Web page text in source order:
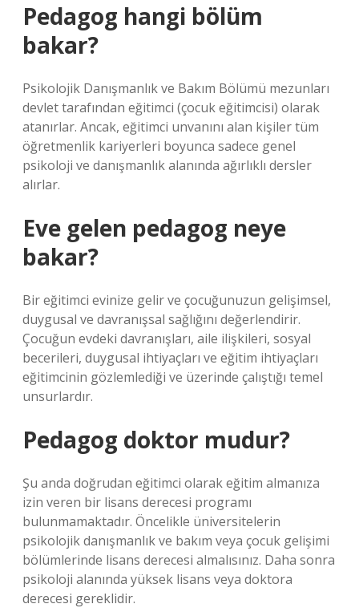
Pedagog hangi bölüm
bakar?
Psikolojik Danışmanlık ve Bakım Bölümü mezunları
devlet tarafından eğitimci (çocuk eğitimcisi) olarak
atanırlar. Ancak, eğitimci unvanını alan kişiler tüm
öğretmenlik kariyerleri boyunca sadece genel
psikoloji ve danışmanlık alanında ağırlıklı dersler
alırlar.
Eve gelen pedagog neye
bakar?
Bir eğitimci evinize gelir ve çocuğunuzun gelişimsel,
duygusal ve davranışsal sağlığını değerlendirir.
Çocuğun evdeki davranışları, aile ilişkileri, sosyal
becerileri, duygusal ihtiyaçları ve eğitim ihtiyaçları
eğitimcinin gözlemlediği ve üzerinde çalıştığı temel
unsurlardır.
Pedagog doktor mudur?
Şu anda doğrudan eğitimci olarak eğitim almanıza
izin veren bir lisans derecesi programı
bulunmamaktadır. Öncelikle üniversitelerin
psikolojik danışmanlık ve bakım veya çocuk gelişimi
bölümlerinde lisans derecesi almalısınız. Daha sonra
psikoloji alanında yüksek lisans veya doktora
derecesi gereklidir.